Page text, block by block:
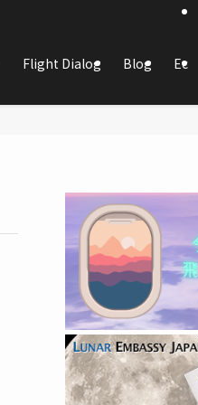
Flight Dialog Blog Ec